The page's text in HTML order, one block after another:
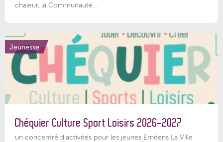
chaleur, la Communauté...
Jeunesse
Chéquier Culture Sport Loisirs 2026-2027
un concentré d’activités pour les jeunes Ernéens La Ville